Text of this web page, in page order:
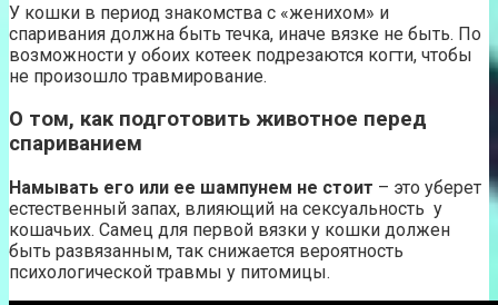
У кошки в период знакомства с «женихом» и
спаривания должна быть течка, иначе вязке не быть. По
возможности у обоих котеек подрезаются когти, чтобы
не произошло травмирование.
О том, как подготовить животное перед
спариванием
Намывать его или ее шампунем не стоит – это уберет
естественный запах, влияющий на сексуальность у
кошачьих. Самец для первой вязки у кошки должен
быть развязанным, так снижается вероятность
психологической травмы у питомицы.